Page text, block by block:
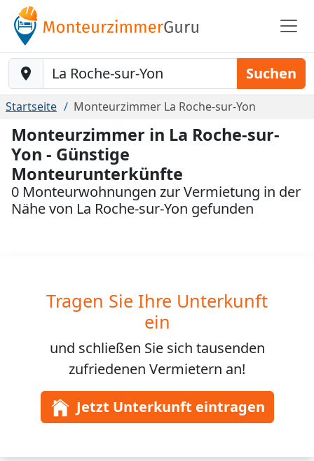
Baustelle-Location Suchen
Startseite Monteurzimmer La Roche-sur-Yon
Monteurzimmer in La Roche-sur-
Yon - Günstige
Monteurunterkünfte
0 Monteurwohnungen zur Vermietung in der
Nähe von La Roche-sur-Yon gefunden
Tragen Sie Ihre Unterkunft
ein
und schließen Sie sich tausenden
zufriedenen Vermietern an!
Jetzt Unterkunft eintragen